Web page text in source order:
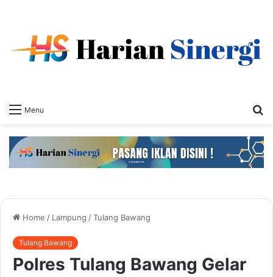
Menu
Home / Lampung /Tulang Bawang
Tulang Bawang
Polres Tulang Bawang Gelar